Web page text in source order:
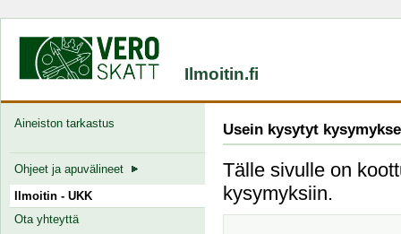
Ilmoitin.fi
Aineiston tarkastus
Ohjeet ja apuvälineet
Ilmoitin - UKK
Ota yhteyttä
Usein kysytyt
Tälle sivulle on
kysymyksiin.